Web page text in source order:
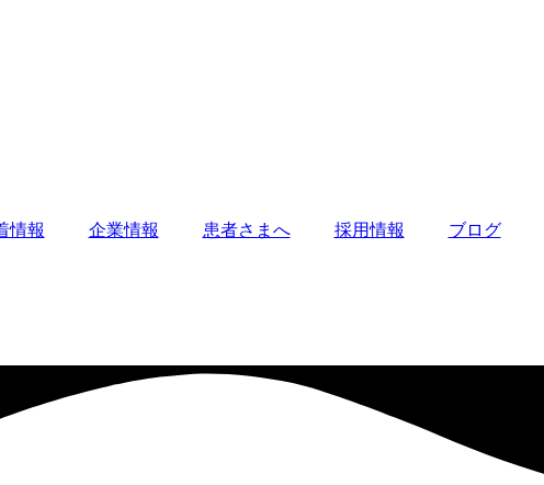
情報 企業情報 患者さまへ 採用情報 ブログ